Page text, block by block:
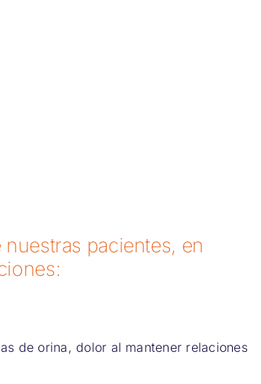
pacientes, en
de orina, dolor al mantener relaciones